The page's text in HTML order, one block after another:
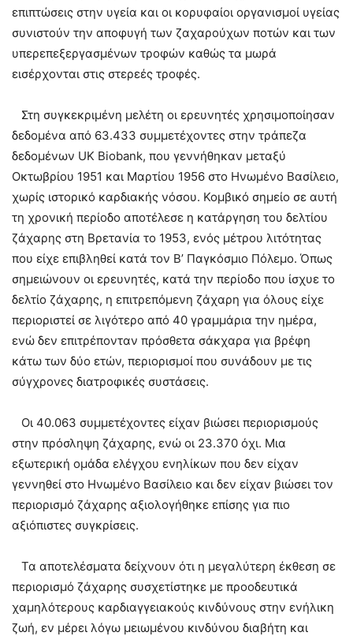
επιπτώσεις στην υγεία και οι κορυφαίοι οργανισμοί υγείας
συνιστούν την αποφυγή των ζαχαρούχων ποτών και των
υπερεπεξεργασμένων τροφών καθώς τα μωρά
εισέρχονται στις στερεές τροφές.
Στη συγκεκριμένη μελέτη οι ερευνητές χρησιμοποίησαν
δεδομένα από 63.433 συμμετέχοντες στην τράπεζα
δεδομένων UK Biobank, που γεννήθηκαν μεταξύ
Οκτωβρίου 1951 και Μαρτίου 1956 στο Ηνωμένο Βασίλειο,
χωρίς ιστορικό καρδιακής νόσου. Κομβικό σημείο σε αυτή
τη χρονική περίοδο αποτέλεσε η κατάργηση του δελτίου
ζάχαρης στη Βρετανία το 1953, ενός μέτρου λιτότητας
που είχε επιβληθεί κατά τον Β’ Παγκόσμιο Πόλεμο. Όπως
σημειώνουν οι ερευνητές, κατά την περίοδο που ίσχυε το
δελτίο ζάχαρης, η επιτρεπόμενη ζάχαρη για όλους είχε
περιοριστεί σε λιγότερο από 40 γραμμάρια την ημέρα,
ενώ δεν επιτρέπονταν πρόσθετα σάκχαρα για βρέφη
κάτω των δύο ετών, περιορισμοί που συνάδουν με τις
σύγχρονες διατροφικές συστάσεις.
Οι 40.063 συμμετέχοντες είχαν βιώσει περιορισμούς
στην πρόσληψη ζάχαρης, ενώ οι 23.370 όχι. Μια
εξωτερική ομάδα ελέγχου ενηλίκων που δεν είχαν
γεννηθεί στο Ηνωμένο Βασίλειο και δεν είχαν βιώσει τον
περιορισμό ζάχαρης αξιολογήθηκε επίσης για πιο
αξιόπιστες συγκρίσεις.
Τα αποτελέσματα δείχνουν ότι η μεγαλύτερη έκθεση σε
περιορισμό ζάχαρης συσχετίστηκε με προοδευτικά
χαμηλότερους καρδιαγγειακούς κινδύνους στην ενήλικη
ζωή, εν μέρει λόγω μειωμένου κινδύνου διαβήτη και